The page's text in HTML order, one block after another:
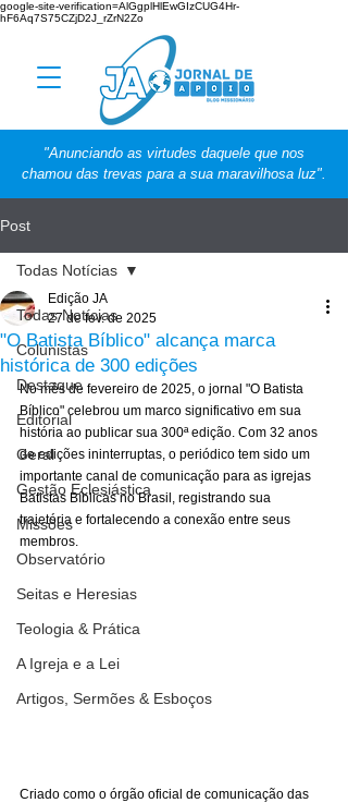
google-site-verification=AlGgplHlEwGIzCUG4Hr-
hF6Aq7S75CZjD2J_rZrN2Zo
"Anunciando as virtudes daquele que nos
chamou das trevas para a sua maravilhosa luz".
Post
Todas Notícias
Colunistas
Destaque
Editorial
Geral
Gestão Eclesiástica
Missões
Observatório
Seitas e Heresias
Teologia & Prática
A Igreja e a Lei
Artigos, Sermões & Esboços
Todas Notícias
"O Batista Bíblico" alcança marca
histórica de 300 edições
Edição JA
27 de fev. de 2025
No mês de fevereiro de 2025, o jornal "O Batista
Bíblico" celebrou um marco significativo em sua
história ao publicar sua 300ª edição. Com 32 anos
de edições ininterruptas, o periódico tem sido um
importante canal de comunicação para as igrejas
Batistas Bíblicas no Brasil, registrando sua
trajetória e fortalecendo a conexão entre seus
membros.
Criado como o órgão oficial de comunicação das